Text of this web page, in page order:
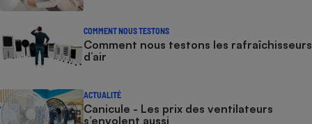
COMMENT NOUS TESTONS
Comment nous testons les rafraîchisseurs
d’air
ACTUALITÉ
Canicule - Les prix des ventilateurs
s’envolent aussi